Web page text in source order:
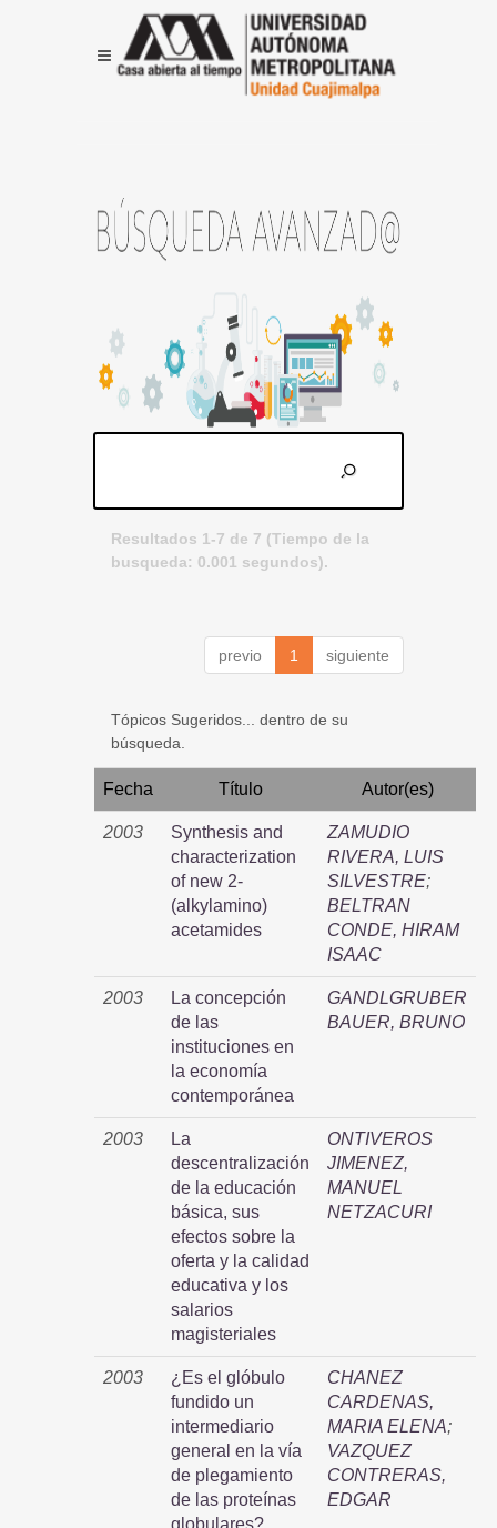
Resultados 1-7 de 7 (Tiempo de la
busqueda: 0.001 segundos).
previo 1 siguiente
Tópicos Sugeridos... dentro de su
búsqueda.
Fecha Título Autor(es)
2003
Synthesis and
characterization
of new 2-
(alkylamino)
acetamides
ZAMUDIO
RIVERA, LUIS
SILVESTRE;
BELTRAN
CONDE, HIRAM
ISAAC
2003
La concepción
de las
instituciones en
la economía
contemporánea
GANDLGRUBER
BAUER, BRUNO
2003
La
descentralización
de la educación
básica, sus
efectos sobre la
oferta y la calidad
educativa y los
salarios
magisteriales
ONTIVEROS
JIMENEZ,
MANUEL
NETZACURI
2003
¿Es el glóbulo
fundido un
intermediario
general en la vía
de plegamiento
de las proteínas
globulares?
CHANEZ
CARDENAS,
MARIA ELENA;
VAZQUEZ
CONTRERAS,
EDGAR